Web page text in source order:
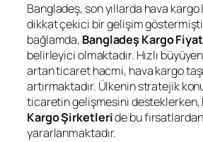
Bangladeş, son yıllarda hava
dikkat çekici bir gelişim
bağlamda, Bangladeş Kargo
belirleyici olmaktadır. Hızlı
artan ticaret hacmi, hava kargo
artırmaktadır. Ülkenin stratejik
ticaretin gelişmesini desteklerken,
Kargo Şirketleride bu fırsatlardan
yararlanmaktadır.